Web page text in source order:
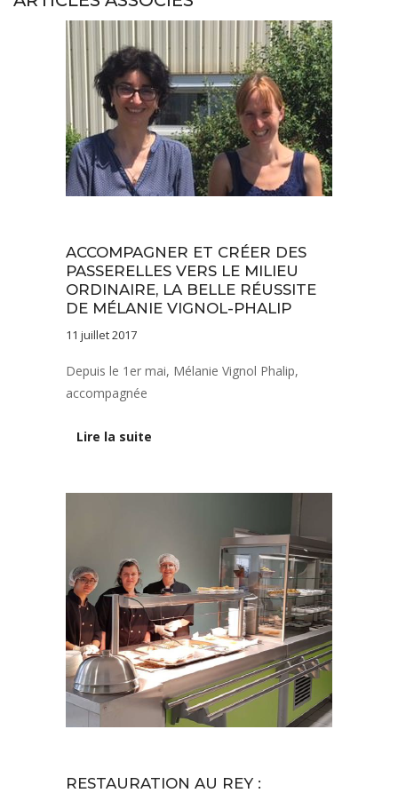
ACCOMPAGNER ET CRÉER DES
PASSERELLES VERS LE MILIEU
ORDINAIRE, LA BELLE RÉUSSITE
DE MÉLANIE VIGNOL-PHALIP
11 juillet 2017
Depuis le 1er mai, Mélanie Vignol Phalip,
accompagnée
Lire la suite
RESTAURATION AU REY :